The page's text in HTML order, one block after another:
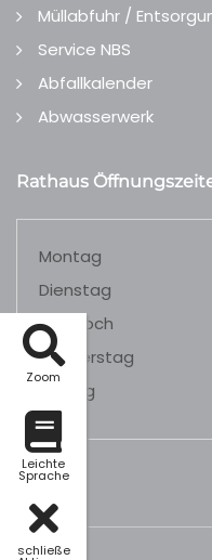
Zoom
Leichte
Sprache
schließe
Müllabfuhr /
Service NBS
Abfallkalender
Abwasserwerk
Rathaus
Montag
Dienstag
Mittwoch
Donnerstag
Freitag